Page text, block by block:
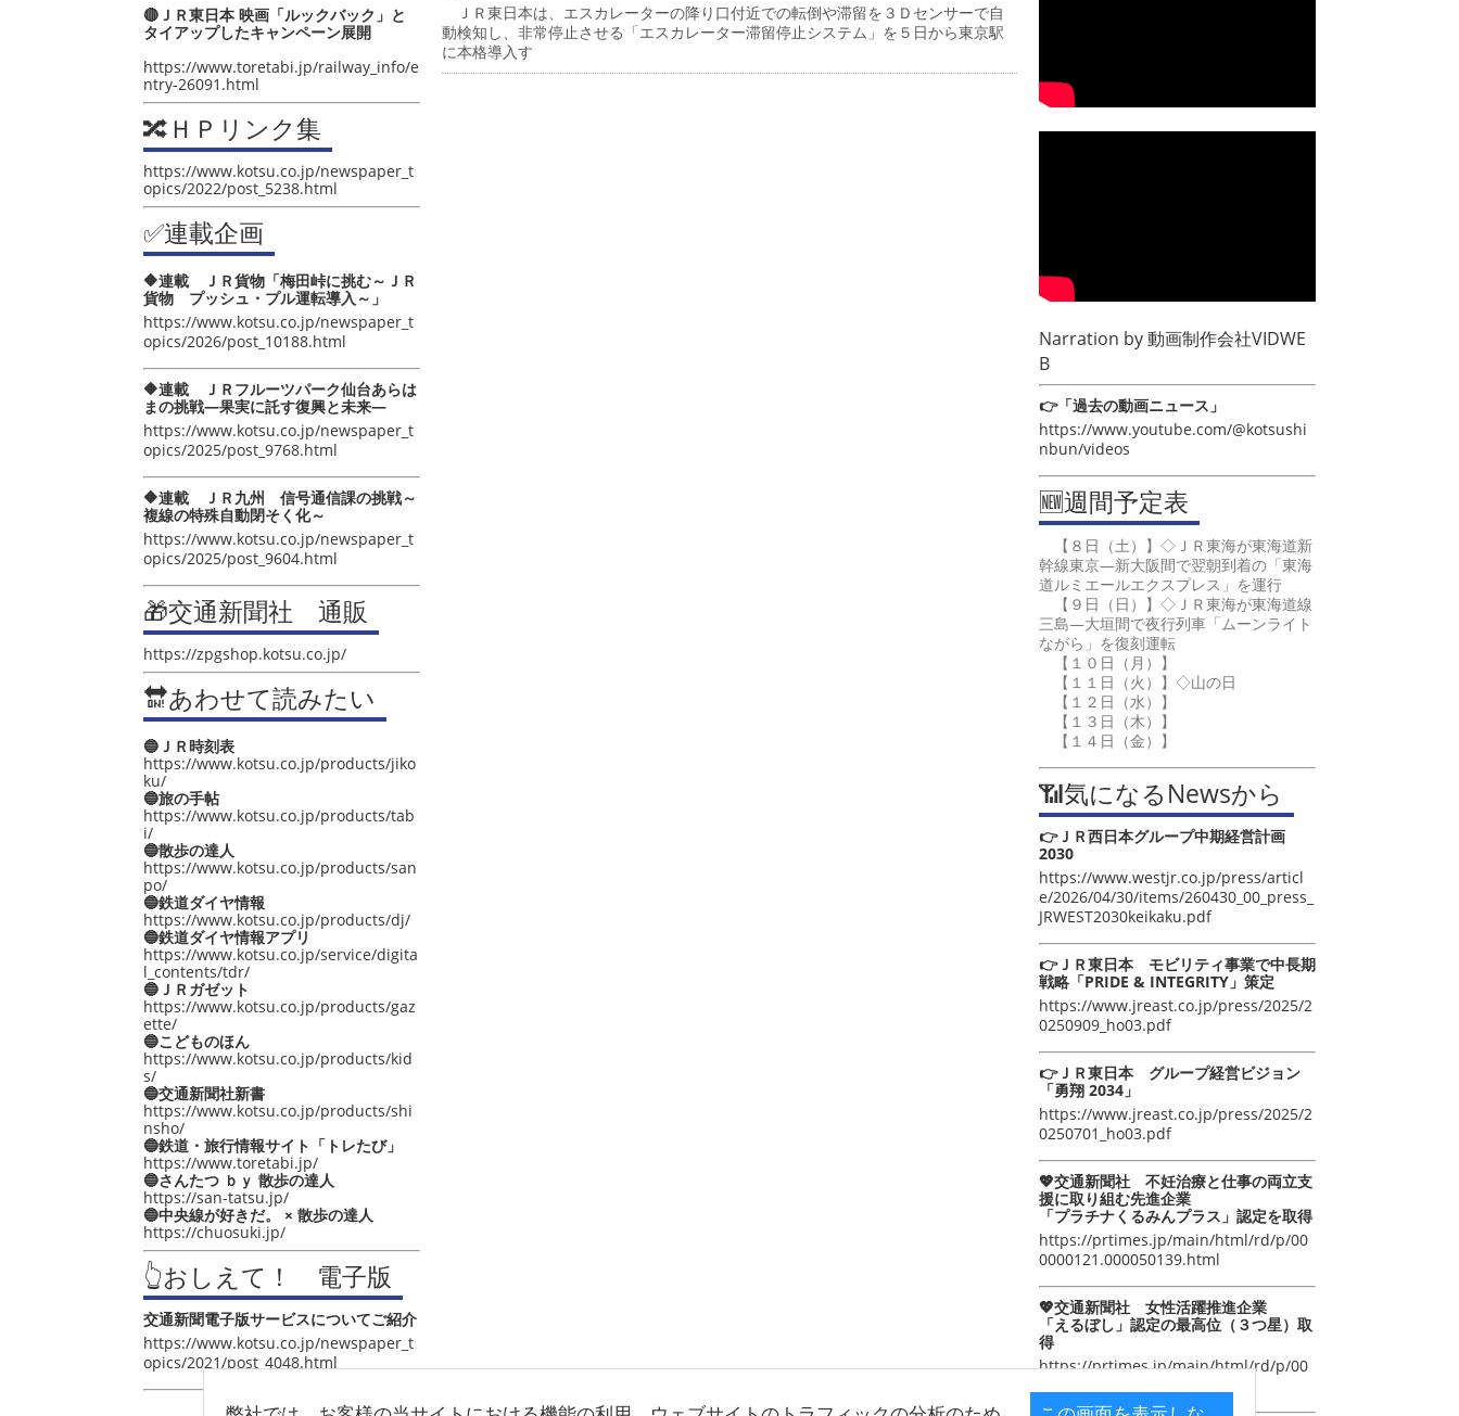
🔴ＪＲ東日本 映画「ルックバック」と
タイアップしたキャンペーン展開
https://www.toretabi.jp/railway_info/e
ntry-26091.html
🔀ＨＰリンク集
https://www.kotsu.co.jp/newspaper_t
opics/2022/post_5238.html
✅連載企画
🔶連載 ＪＲ貨物「梅田峠に挑む～ＪＲ
貨物 プッシュ・プル運転導入～」
https://www.kotsu.co.jp/newspaper_t
opics/2026/post_10188.html
🔶連載 ＪＲフルーツパーク仙台あらは
まの挑戦―果実に託す復興と未来―
https://www.kotsu.co.jp/newspaper_t
opics/2025/post_9768.html
🔶連載 ＪＲ九州 信号通信課の挑戦～
複線の特殊自動閉そく化～
https://www.kotsu.co.jp/newspaper_t
opics/2025/post_9604.html
🎁交通新聞社 通販
https://zpgshop.kotsu.co.jp/
🔛あわせて読みたい
🔵ＪＲ時刻表
https://www.kotsu.co.jp/products/jiko
ku/
🔵旅の手帖
https://www.kotsu.co.jp/products/tab
i/
🔵散歩の達人
https://www.kotsu.co.jp/products/san
po/
🔵鉄道ダイヤ情報
https://www.kotsu.co.jp/products/dj/
🔵鉄道ダイヤ情報アプリ
https://www.kotsu.co.jp/service/digita
l_contents/tdr/
🔵ＪＲガゼット
https://www.kotsu.co.jp/products/gaz
ette/
🔵こどものほん
https://www.kotsu.co.jp/products/kid
s/
🔵交通新聞社新書
https://www.kotsu.co.jp/products/shi
nsho/
🔵鉄道・旅行情報サイト「トレたび」
https://www.toretabi.jp/
🔵さんたつ ｂｙ 散歩の達人
https://san-tatsu.jp/
🔵中央線が好きだ。 × 散歩の達人
https://chuosuki.jp/
👆おしえて！ 電子版
交通新聞電子版サービスについてご紹介
https://www.kotsu.co.jp/newspaper_t
opics/2021/post_4048.html
ＪＲ東日本は、エスカレーターの降り口付近での転倒や滞留を３Ｄセンサーで自
動検知し、非常停止させる「エスカレーター滞留停止システム」を５日から東京駅
に本格導入す
Narration by動画制作会社VIDWE
B
👉「過去の動画ニュース」
https://www.youtube.com/@kotsushi
nbun/videos
🆕週間予定表
【８日（土）】◇ＪＲ東海が東海道新
幹線東京―新大阪間で翌朝到着の「東海
道ルミエールエクスプレス」を運行
【９日（日）】◇ＪＲ東海が東海道線
三島―大垣間で夜行列車「ムーンライト
ながら」を復刻運転
【１０日（月）】
【１１日（火）】◇山の日
【１２日（水）】
【１３日（木）】
【１４日（金）】
📶気になるNewsから
👉ＪＲ西日本グループ中期経営計画
2030
https://www.westjr.co.jp/press/articl
e/2026/04/30/items/260430_00_press_
JRWEST2030keikaku.pdf
👉ＪＲ東日本 モビリティ事業で中長期
戦略「PRIDE & INTEGRITY」策定
https://www.jreast.co.jp/press/2025/2
0250909_ho03.pdf
👉ＪＲ東日本 グループ経営ビジョン
「勇翔 2034」
https://www.jreast.co.jp/press/2025/2
0250701_ho03.pdf
💖交通新聞社 不妊治療と仕事の両立支
援に取り組む先進企業
「プラチナくるみんプラス」認定を取得
https://prtimes.jp/main/html/rd/p/00
0000121.000050139.html
💖交通新聞社 女性活躍推進企業
「えるぼし」認定の最高位（３つ星）取
得
https://prtimes.jp/main/html/rd/p/00